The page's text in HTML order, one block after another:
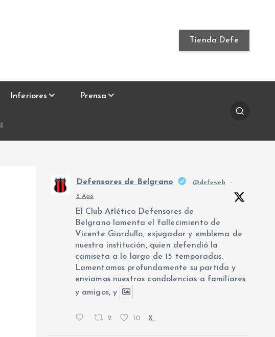
Tienda.Defe
Inferiores Prensa
Defensores de Belgrano @defeweb ·
6 Ago
El Club Atlético Defensores de
Belgrano lamenta el fallecimiento de
Vicente Giardullo, exjugador y emblema de
nuestra institución, quien defendió la
camiseta a lo largo de 15 temporadas.
Lamentamos profundamente su partida y
enviamos nuestras condolencias a familiares
y amigos, y
2 10 X